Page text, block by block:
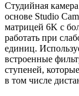
Студийная
основе Studio
матрицей 6K с
работать при
единиц.
встроенные
ступеней,
в том числе